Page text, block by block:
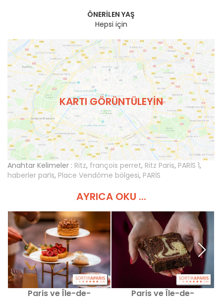
ÖNERILEN YAŞ
Hepsi için
KARTI GÖRÜNTÜLEYIN
Anahtar Kelimeler : Ritz, françois perret, Ritz Paris, PARİS 1,
haberler pari̇s, Place Vendôme bölgesi, PARİS
AYRICA OKU ...
Paris ve Île-de-
Paris ve Île-de-